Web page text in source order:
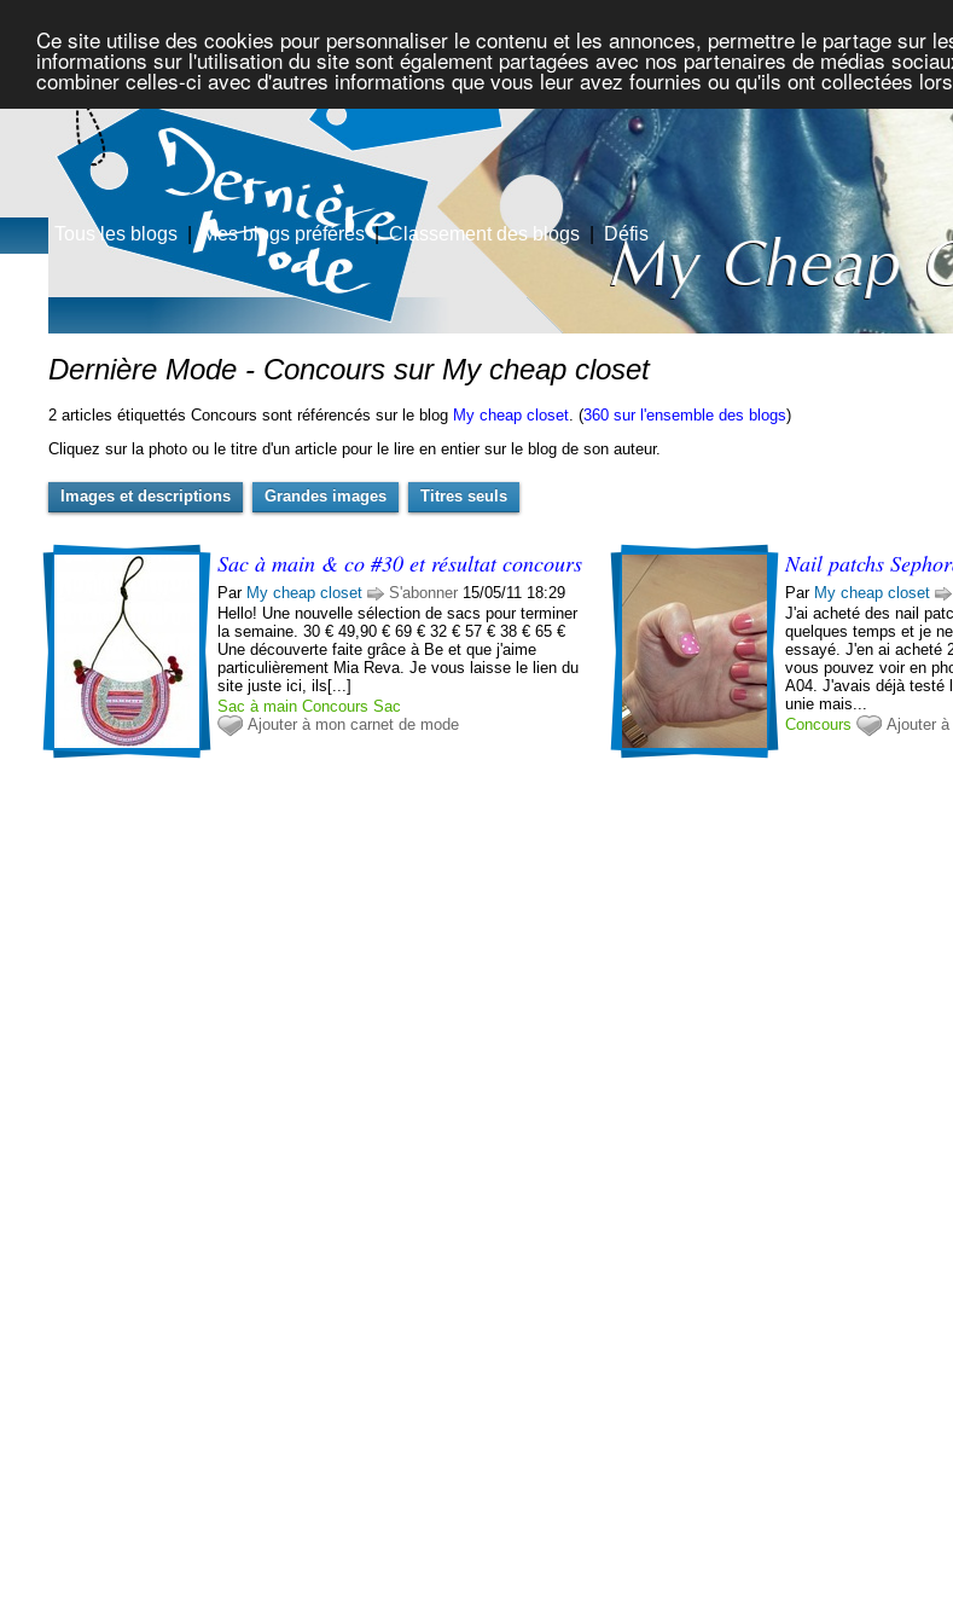
Ce site utilise des cookies pour personnaliser le contenu et les annonces, permettre le partage sur
informations sur l'utilisation du site sont également partagées avec nos partenaires de médias
combiner celles-ci avec d'autres informations que vous leur avez fournies ou qu'ils ont collectées
Tous les blogs | Mes blogs préférés|Classement des blogs Défis
Dernière Mode - Concours sur My cheap closet
2 articles étiquettés Concours sont référencés sur le blog My cheap closet. (360 sur l'ensemble des blogs)
Cliquez sur la photo ou le titre d'un article pour le lire en entier sur le blog de son auteur.
Images et descriptions Grandes images Titres seuls
Sac à main & co #30 et résultat concours
Par My cheap closet S'abonner 15/05/11 18:29
Hello! Une nouvelle sélection de sacs pour terminer
la semaine. 30 € 49,90 € 69 € 32 € 57 € 38 € 65 €
Une découverte faite grâce à Be et que j'aime
particulièrement Mia Reva. Je vous laisse le lien du
site juste ici, ils[...]
Sac à main Concours Sac
Ajouter à mon carnet de mode
Nail patchs
Par My cheap closet
J'ai acheté des nail
quelques temps et je
essayé. J'en ai acheté
vous pouvez voir en
A04. J'avais déjà testé
unie mais...
Concours
Ajouter